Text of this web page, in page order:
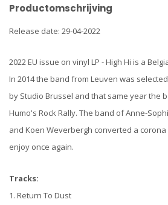
Productomschrijving
Release date: 29-04-2022
2022 EU issue on vinyl LP - High Hi is a
In 2014 the band from Leuven was
by Studio Brussel and that same year the
Humo's Rock Rally. The band of Anne-
and Koen Weverbergh converted a
enjoy once again.
Tracks:
1. Return To Dust